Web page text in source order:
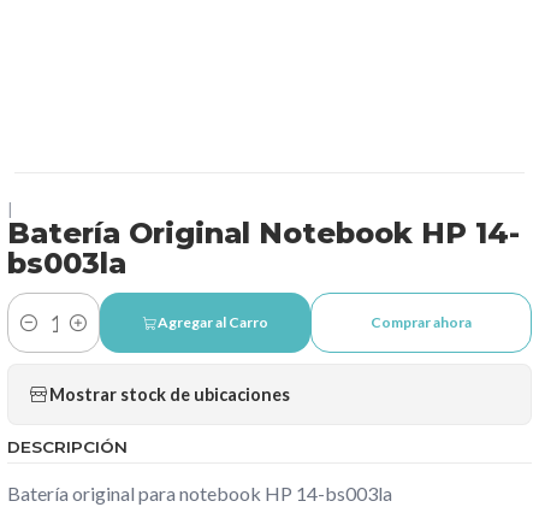
Batería Original Notebook HP 14-
bs003la
Cantidad
Agregar al Carro Comprar ahora
Mostrar stock de ubicaciones
DESCRIPCIÓN
Batería original para notebook HP 14-bs003la